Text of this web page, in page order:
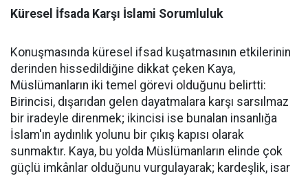
Küresel İfsada Karşı İslami Sorumluluk
Konuşmasında küresel ifsad kuşatmasının etkilerinin
derinden hissedildiğine dikkat çeken Kaya,
Müslümanların iki temel görevi olduğunu belirtti:
Birincisi, dışarıdan gelen dayatmalara karşı sarsılmaz
bir iradeyle direnmek; ikincisi ise bunalan insanlığa
İslam'ın aydınlık yolunu bir çıkış kapısı olarak
sunmaktır. Kaya, bu yolda Müslümanların elinde çok
güçlü imkânlar olduğunu vurgulayarak; kardeşlik, isar